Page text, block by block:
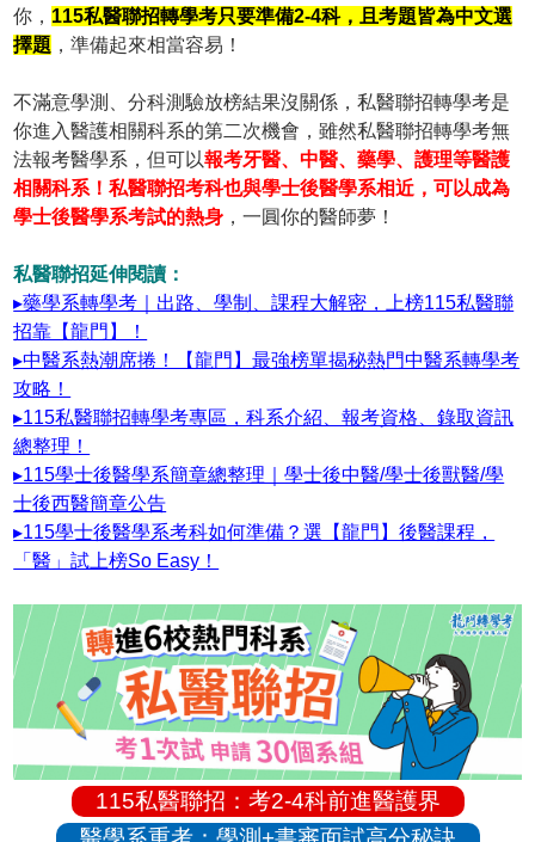
你， 115私醫聯招轉學考只要準備2-4科，且考題皆為中文選
擇題 ，準備起來相當容易！
不滿意學測、分科測驗放榜結果沒關係，私醫聯招轉學考是
你進入醫護相關科系的第二次機會，雖然私醫聯招轉學考無
法報考醫學系，但可以報考牙醫、中醫、藥學、護理等醫護
相關科系！私醫聯招考科也與學士後醫學系相近，可以成為
學士後醫學系考試的熱身 ，一圓你的醫師夢！
私醫聯招延伸閱讀：
▸藥學系轉學考｜出路、學制、課程大解密，上榜115私醫聯
招靠【龍門】！
▸中醫系熱潮席捲！【龍門】最強榜單揭秘熱門中醫系轉學考
攻略！
▸115私醫聯招轉學考專區，科系介紹、報考資格、錄取資訊
總整理！
▸115學士後醫學系簡章總整理｜學士後中醫/學士後獸醫/學
士後西醫簡章公告
▸115學士後醫學系考科如何準備？選【龍門】後醫課程，
「醫」試上榜So Easy！
115私醫聯招：考2-4科前進醫護界